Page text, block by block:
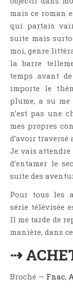
mais ce roman
qui partais
suite mais
moi, genre
la barre
temps avant
importe le
plume, a su
n’est pas une
mes propres
d’avoir traversé
Je vais attendre
d’entamer le
suite des
Pour tous les
série télévisée
Il me tarde de
manière, dans
⇢
Broché — Fnac,